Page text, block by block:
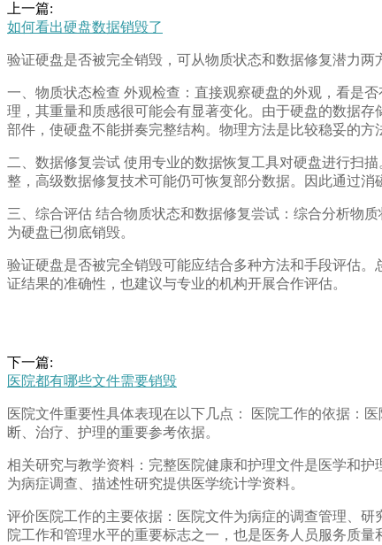
上一篇:
如何看出硬盘数据销毁了
验证硬盘是否被完全销毁，可从物质状态和数据修复潜力两
一、物质状态检查 外观检查：直接观察硬盘的外观，看是
理，其重量和质感很可能会有显著变化。由于硬盘的数据
部件，使硬盘不能拼奏完整结构。物理方法是比较稳妥的方
二、数据修复尝试 使用专业的数据恢复工具对硬盘进行扫
整，高级数据修复技术可能仍可恢复部分数据。因此通过
三、综合评估 结合物质状态和数据修复尝试：综合分析物
为硬盘已彻底销毁。
验证硬盘是否被完全销毁可能应结合多种方法和手段评估
证结果的准确性，也建议与专业的机构开展合作评估。
下一篇:
医院都有哪些文件需要销毁
医院文件重要性具体表现在以下几点： 医院工作的依据：
断、治疗、护理的重要参考依据。
相关研究与教学资料：完整医院健康和护理文件是医学和
为病症调查、描述性研究提供医学统计学资料。
评价医院工作的主要依据：医院文件为病症的调查管理、
院工作和管理水平的重要标志之一，也是医务人员服务质量